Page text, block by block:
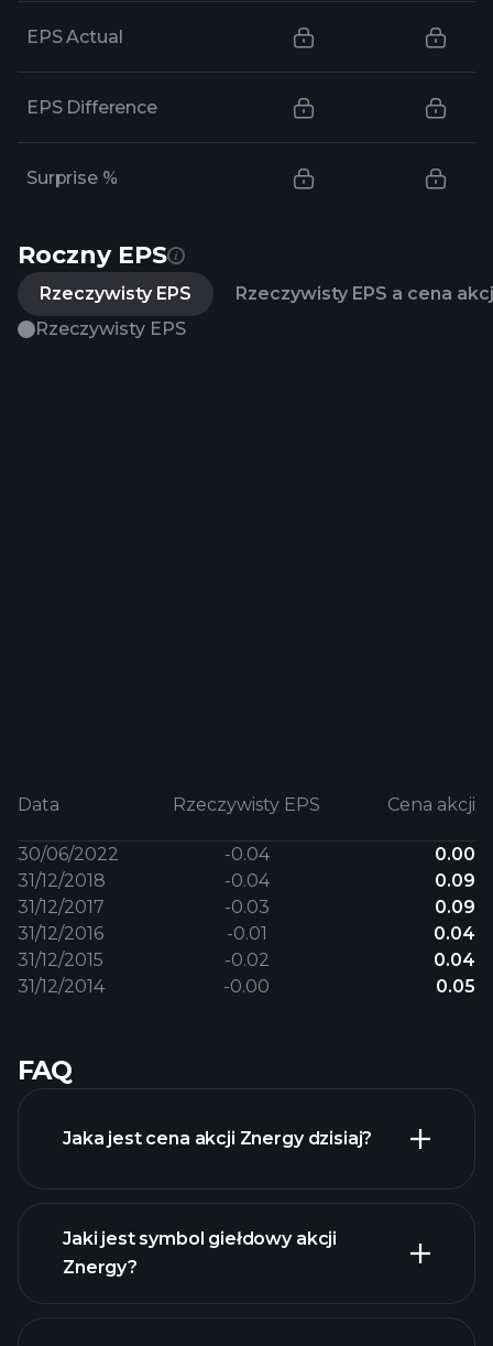
EPS Actual
EPS Difference
Surprise %
Roczny EPS
Rzeczywisty EPS
Rzeczywisty EPS a cena
Rzeczywisty EPS
Data Rzeczywisty EPS Cena akcji
30/06/2022 -0.04
0.00
31/12/2018
-0.04
0.09
31/12/2017
-0.03
0.09
31/12/2016
-0.01
0.04
31/12/2015
-0.02
0.04
31/12/2014
-0.00 0.05
FAQ
Jaka jest cena akcji Znergy dzisiaj?
wykresie
Jaki jest symbol giełdowy akcji
Znergy?